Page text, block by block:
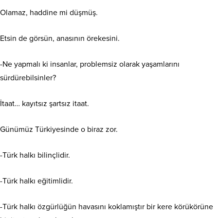
Olamaz, haddine mi düşmüş.
Etsin de görsün, anasının örekesini.
-Ne yapmalı ki insanlar, problemsiz olarak yaşamlarını
sürdürebilsinler?
İtaat… kayıtsız şartsız itaat.
Günümüz Türkiyesinde o biraz zor.
-Türk halkı bilinçlidir.
-Türk halkı eğitimlidir.
-Türk halkı özgürlüğün havasını koklamıştır bir kere körükörüne